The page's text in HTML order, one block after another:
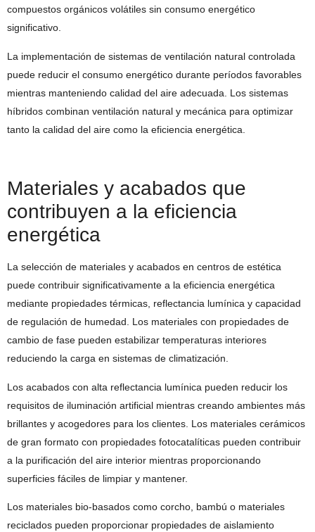
compuestos orgánicos volátiles sin consumo energético
significativo.
La implementación de sistemas de ventilación natural controlada
puede reducir el consumo energético durante períodos favorables
mientras manteniendo calidad del aire adecuada. Los sistemas
híbridos combinan ventilación natural y mecánica para optimizar
tanto la calidad del aire como la eficiencia energética.
Materiales y acabados que
contribuyen a la eficiencia
energética
La selección de materiales y acabados en centros de estética
puede contribuir significativamente a la eficiencia energética
mediante propiedades térmicas, reflectancia lumínica y capacidad
de regulación de humedad. Los materiales con propiedades de
cambio de fase pueden estabilizar temperaturas interiores
reduciendo la carga en sistemas de climatización.
Los acabados con alta reflectancia lumínica pueden reducir los
requisitos de iluminación artificial mientras creando ambientes más
brillantes y acogedores para los clientes. Los materiales cerámicos
de gran formato con propiedades fotocatalíticas pueden contribuir
a la purificación del aire interior mientras proporcionando
superficies fáciles de limpiar y mantener.
Los materiales bio-basados como corcho, bambú o materiales
reciclados pueden proporcionar propiedades de aislamiento